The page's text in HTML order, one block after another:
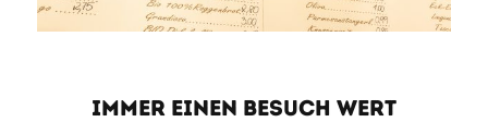
IMMER EINEN BESUCH WERT